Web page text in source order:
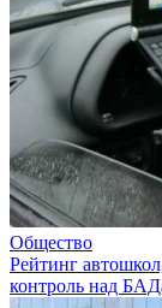
Общество
Рейтинг
контроль над